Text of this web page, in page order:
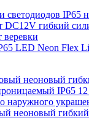
LED Neon Flex
неоновый гибкий